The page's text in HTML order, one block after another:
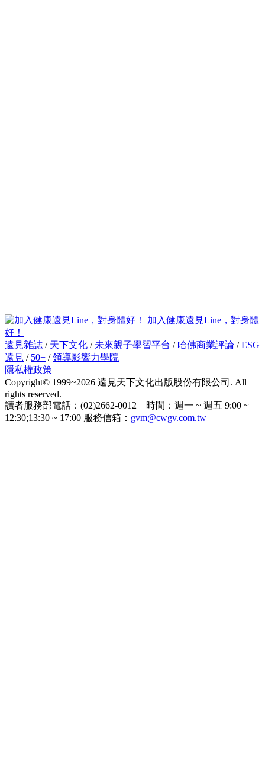
加入健康遠見Line，對身體
好！
遠見雜誌 / 天下文化 / 未來親子學習平台 / 哈佛商業評論 /ESG
遠見 / 50+ /領導影響力學院
隱私權政策
Copyright© 1999~2026 遠見天下文化出版股份有限公司. All
rights reserved.
讀者服務部電話：(02)2662-0012 時間：週一 ~ 週五 9:00 ~
12:30;13:30 ~ 17:00 服務信箱： gvm@cwgv.com.tw